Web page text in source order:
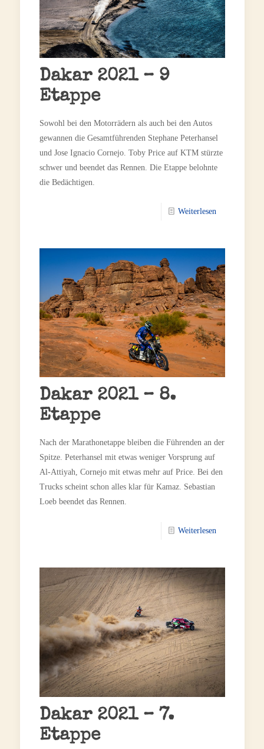
Dakar 2021 – 9
Etappe
Sowohl bei den Motorrädern als auch bei den Autos
gewannen die Gesamtführenden Stephane Peterhansel
und Jose Ignacio Cornejo. Toby Price auf KTM stürzte
schwer und beendet das Rennen. Die Etappe belohnte
die Bedächtigen.
Weiterlesen
Dakar 2021 – 8.
Etappe
Nach der Marathonetappe bleiben die Führenden an der
Spitze. Peterhansel mit etwas weniger Vorsprung auf
Al-Attiyah, Cornejo mit etwas mehr auf Price. Bei den
Trucks scheint schon alles klar für Kamaz. Sebastian
Loeb beendet das Rennen.
Weiterlesen
Dakar 2021 – 7.
Etappe